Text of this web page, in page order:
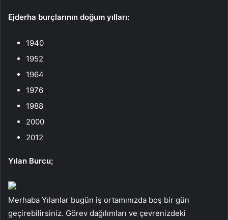
Ejderha burçlarının doğum yılları:
1940
1952
1964
1976
1988
2000
2012
Yılan Burcu;
Merhaba Yılanlar bugün iş ortamınızda boş bir gün
geçirebilirsiniz. Görev dağılımları ve çevrenizdeki